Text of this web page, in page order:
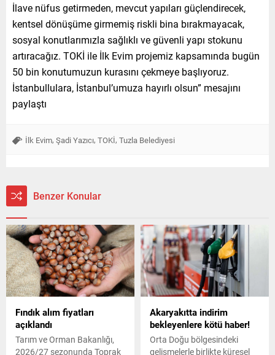
İlave nüfus getirmeden, mevcut yapıları güçlendirecek,
kentsel dönüşüme girmemiş riskli bina bırakmayacak,
sosyal konutlarımızla sağlıklı ve güvenli yapı stokunu
artıracağız. TOKİ ile İlk Evim projemiz kapsamında bugün
50 bin konutumuzun kurasını çekmeye başlıyoruz.
İstanbullulara, İstanbul’umuza hayırlı olsun” mesajını
paylaştı
İlk Evim, Şadi Yazıcı, TOKİ, Tuzla Belediyesi
Benzer Konular
Fındık alım fiyatları
açıklandı
Tarım ve Orman Bakanlığı,
2026/27 sezonunda Toprak
Akaryakıtta indirim
bekleyenlere kötü haber!
Orta Doğu bölgesindeki
gelişmelerle birlikte küresel